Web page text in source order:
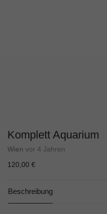
Komplett Aquarium
Wien vor 4 Jahren
120,00 €
Beschreibung